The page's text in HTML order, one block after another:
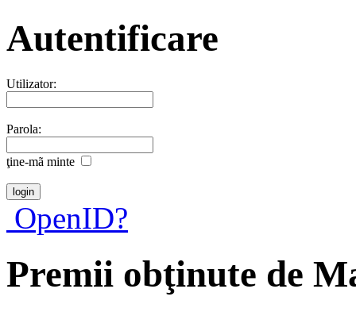
Autentificare
Utilizator:
Parola:
ţine-mã minte
OpenID?
Premii obţinute de